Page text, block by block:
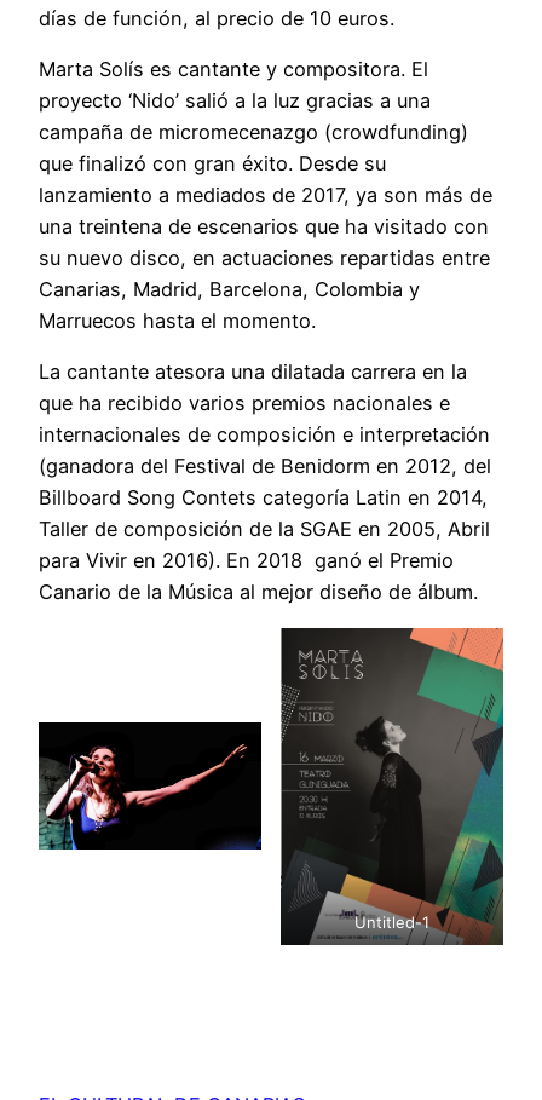
días de función, al precio de 10 euros.
Marta Solís es cantante y compositora. El
proyecto ‘Nido’ salió a la luz gracias a una
campaña de micromecenazgo (crowdfunding)
que finalizó con gran éxito. Desde su
lanzamiento a mediados de 2017, ya son más de
una treintena de escenarios que ha visitado con
su nuevo disco, en actuaciones repartidas entre
Canarias, Madrid, Barcelona, Colombia y
Marruecos hasta el momento.
La cantante atesora una dilatada carrera en la
que ha recibido varios premios nacionales e
internacionales de composición e interpretación
(ganadora del Festival de Benidorm en 2012, del
Billboard Song Contets categoría Latin en 2014,
Taller de composición de la SGAE en 2005, Abril
para Vivir en 2016). En 2018 ganó el Premio
Canario de la Música al mejor diseño de álbum.
Untitled-1